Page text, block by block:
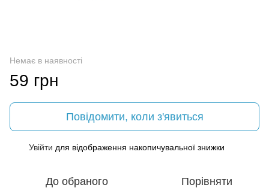
Немає в наявності
59 грн
Повідомити, коли з'явиться
Увійти для відображення накопичувальної знижки
До обраного Порівняти